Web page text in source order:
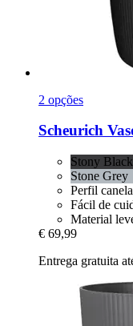
2 opções
Scheurich
Stony Black
Stone Grey
Perfil
Fácil de
Material
€ 69,99
Entrega gratuita